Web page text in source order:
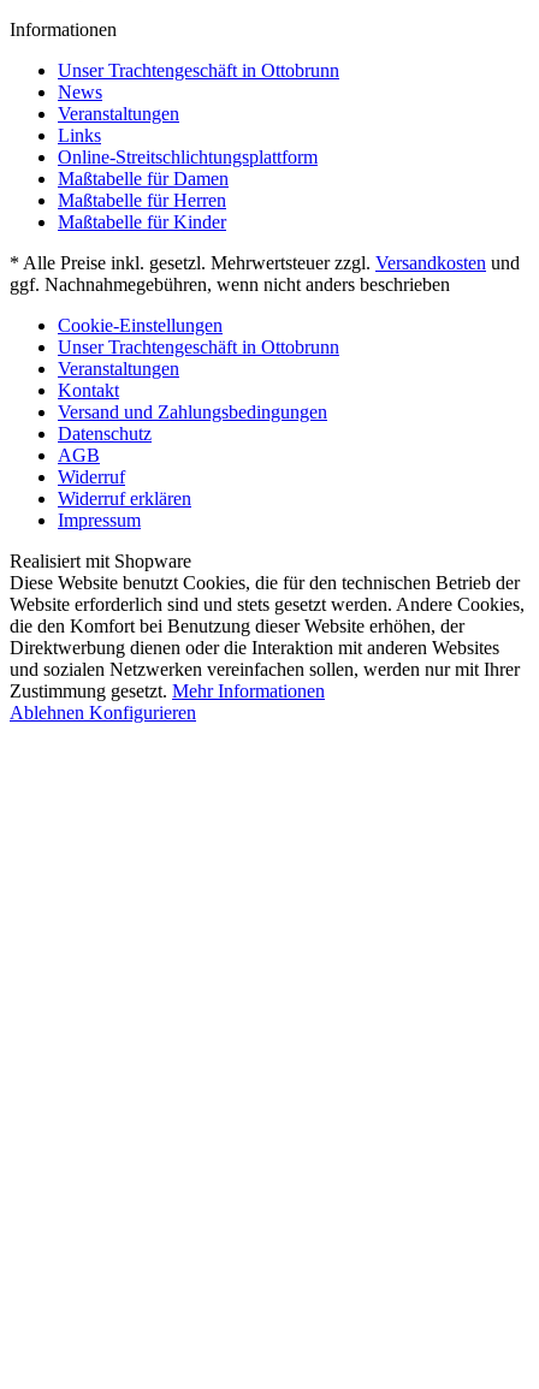
Informationen
Unser Trachtengeschäft in Ottobrunn
News
Veranstaltungen
Links
Online-Streitschlichtungsplattform
Maßtabelle für Damen
Maßtabelle für Herren
Maßtabelle für Kinder
* Alle Preise inkl. gesetzl. Mehrwertsteuer zzgl. Versandkosten und
ggf. Nachnahmegebühren, wenn nicht anders beschrieben
Cookie-Einstellungen
Unser Trachtengeschäft in Ottobrunn
Veranstaltungen
Kontakt
Versand und Zahlungsbedingungen
Datenschutz
AGB
Widerruf
Widerruf erklären
Impressum
Realisiert mit Shopware
Diese Website benutzt Cookies, die für den technischen Betrieb der
Website erforderlich sind und stets gesetzt werden. Andere Cookies,
die den Komfort bei Benutzung dieser Website erhöhen, der
Direktwerbung dienen oder die Interaktion mit anderen Websites
und sozialen Netzwerken vereinfachen sollen, werden nur mit Ihrer
Zustimmung gesetzt. Mehr Informationen
Ablehnen Konfigurieren